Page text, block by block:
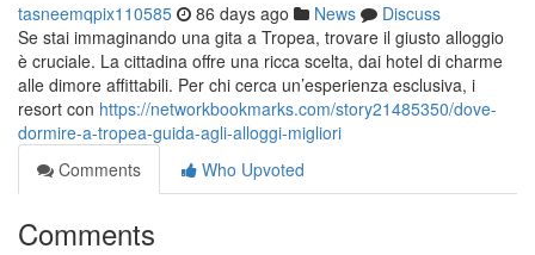
tasneemqpix110585 86 days ago News
Discuss
Se stai immaginando una gita a Tropea, trovare il giusto alloggio
è cruciale. La cittadina offre una ricca scelta, dai hotel di charme
alle dimore affittabili. Per chi cerca un’esperienza esclusiva, i
resort con https://networkbookmarks.com/story21485350/dove-
dormire-a-tropea-guida-agli-alloggi-migliori
Comments
Who Upvoted
Comments